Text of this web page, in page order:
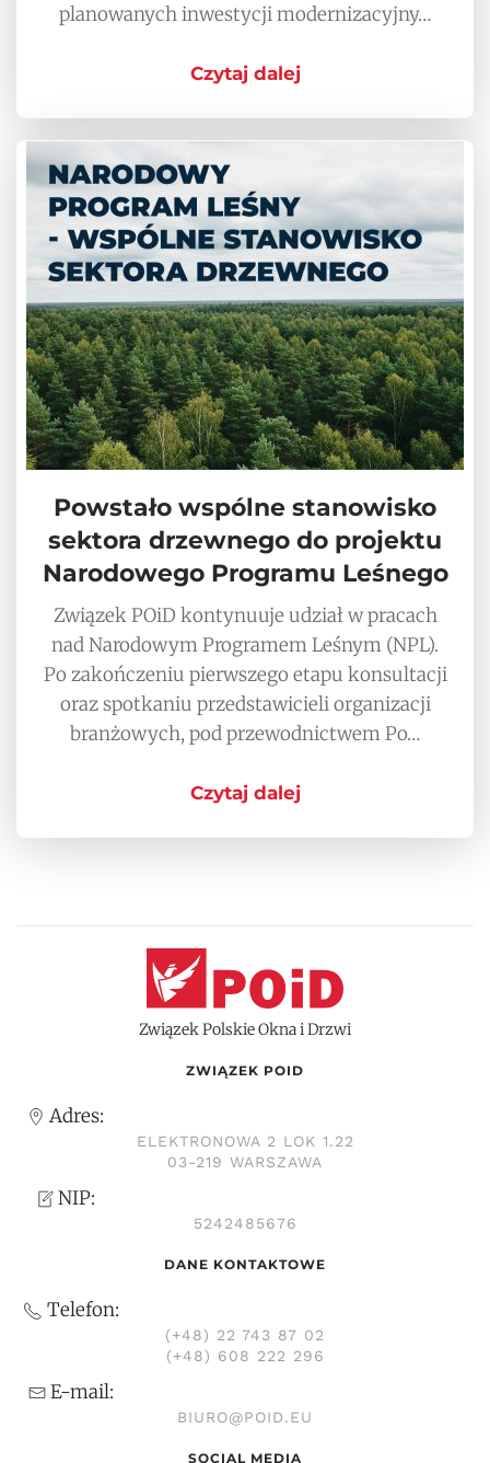
planowanych inwestycji modernizacyjny…
Czytaj dalej
Powstało wspólne stanowisko
sektora drzewnego do projektu
Narodowego Programu Leśnego
Związek POiD kontynuuje udział w pracach
nad Narodowym Programem Leśnym (NPL).
Po zakończeniu pierwszego etapu konsultacji
oraz spotkaniu przedstawicieli organizacji
branżowych, pod przewodnictwem Po…
Czytaj dalej
Związek Polskie Okna i Drzwi
ZWIĄZEK POID
Adres:
ELEKTRONOWA 2 LOK 1.22
03-219 WARSZAWA
NIP:
5242485676
DANE KONTAKTOWE
Telefon:
(+48) 22 743 87 02
(+48) 608 222 296
E-mail:
BIURO@POID.EU
SOCIAL MEDIA